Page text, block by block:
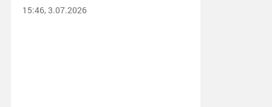
15:46, 3.07.2026